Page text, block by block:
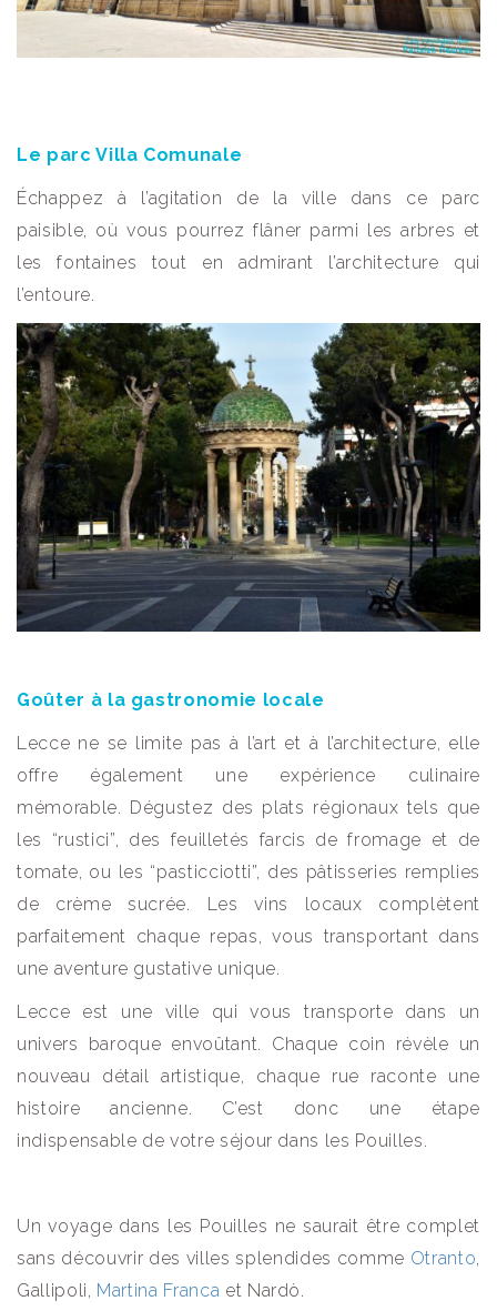
Le parc Villa Comunale
Échappez à l’agitation de la ville dans ce parc
paisible, où vous pourrez flâner parmi les arbres et
les fontaines tout en admirant l’architecture qui
l’entoure.
Goûter à la gastronomie locale
Lecce ne se limite pas à l’art et à l’architecture, elle
offre également une expérience culinaire
mémorable. Dégustez des plats régionaux tels que
les “rustici”, des feuilletés farcis de fromage et de
tomate, ou les “pasticciotti”, des pâtisseries remplies
de crème sucrée. Les vins locaux complètent
parfaitement chaque repas, vous transportant dans
une aventure gustative unique.
Lecce est une ville qui vous transporte dans un
univers baroque envoûtant. Chaque coin révèle un
nouveau détail artistique, chaque rue raconte une
histoire ancienne. C’est donc une étape
indispensable de votre séjour dans les Pouilles.
Un voyage dans les Pouilles ne saurait être complet
sans découvrir des villes splendides comme Otranto,
Gallipoli, Martina Franca et Nardò.